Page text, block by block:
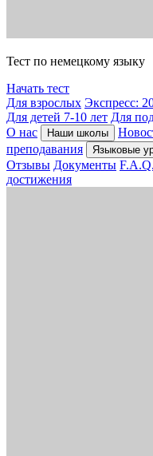
Тест по немецкому языку
Начать тест
Для взрослых Экспресс:
Для детей 7-10 лет Для
О нас
Наши школы
преподавания
Языковые
Отзывы Документы
достижения